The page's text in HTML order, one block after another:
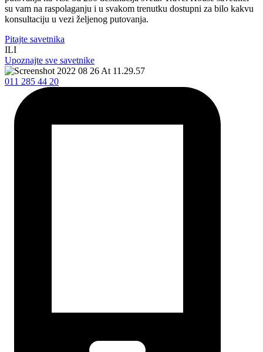
su vam na raspolaganju i u svakom trenutku dostupni za bilo kakvu
konsultaciju u vezi željenog putovanja.
Pitajte savetnika
ILI
Upoznajte sve savetnike
011 285 44 20